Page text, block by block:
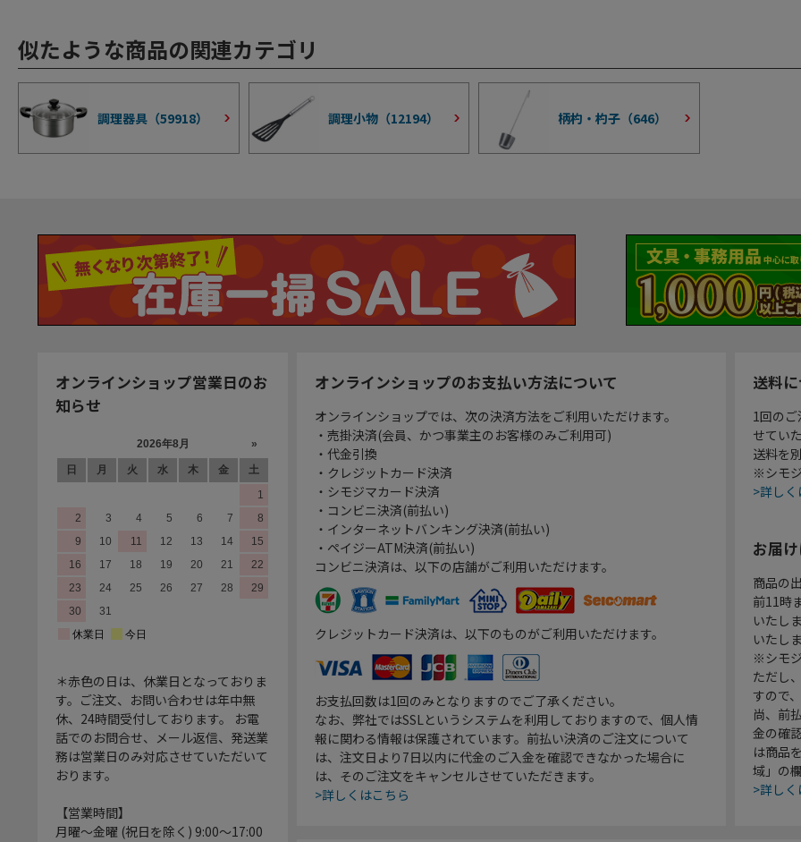
似たような商品の関連カテゴリ
調理器具（59918） 調理小物（12194） 柄杓・杓子（646）
オンラインショップ営業日のお
知らせ
＊赤色の日は、休業日となっておりま
す。ご注文、お問い合わせは年中無
休、24時間受付しております。 お電
話でのお問合せ、メール返信、発送業
務は営業日のみ対応させていただいて
おります。
【営業時間】
月曜～金曜 (祝日を除く) 9:00～17:00
オンラインショップのお支払い方法について
オンラインショップでは、次の決済方法をご利用いただけます。
・売掛決済(会員、かつ事業主のお客様のみご利用可)
・代金引換
・クレジットカード決済
・シモジマカード決済
・コンビニ決済(前払い)
・インターネットバンキング決済(前払い)
・ペイジーATM決済(前払い)
コンビニ決済は、以下の店舗がご利用いただけます。
クレジットカード決済は、以下のものがご利用いただけます。
お支払回数は1回のみとなりますのでご了承ください。
なお、弊社ではSSLというシステムを利用しておりますので、個人情
報に関わる情報は保護されています。前払い決済のご注文について
は、注文日より7日以内に代金のご入金を確認できなかった場合に
は、そのご注文をキャンセルさせていただきます。
>詳しくはこちら
送料
1回の
せてい
送料を
※シモ
>詳し
お届
商品の
前11時
いたし
いたし
※シモ
ただし
すので
尚、前
金の確
は商品
域」の
>詳し